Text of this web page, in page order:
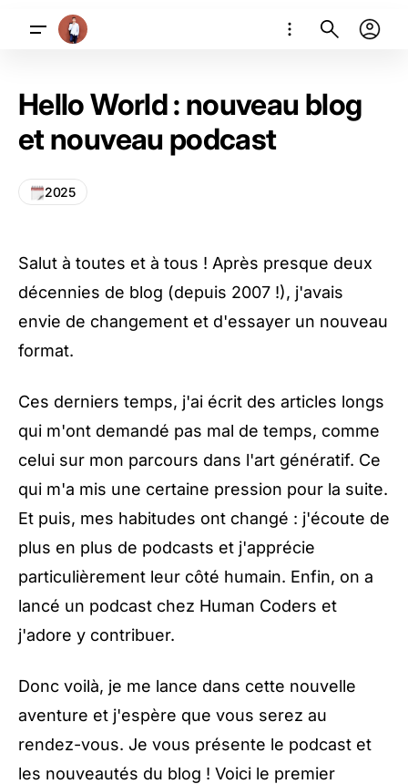
Hello World : nouveau blog
et nouveau podcast
2025
Salut à toutes et à tous ! Après presque deux
décennies de blog (depuis 2007 !), j'avais
envie de changement et d'essayer un nouveau
format.
Ces derniers temps, j'ai écrit des articles longs
qui m'ont demandé pas mal de temps, comme
celui sur mon parcours dans l'art génératif. Ce
qui m'a mis une certaine pression pour la suite.
Et puis, mes habitudes ont changé : j'écoute de
plus en plus de podcasts et j'apprécie
particulièrement leur côté humain. Enfin, on a
lancé un podcast chez Human Coders et
j'adore y contribuer.
Donc voilà, je me lance dans cette nouvelle
aventure et j'espère que vous serez au
rendez-vous. Je vous présente le podcast et
les nouveautés du blog ! Voici le premier